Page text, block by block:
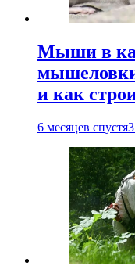
Мыши в
и как
6 месяцев спустя